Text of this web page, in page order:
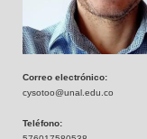
Correo electrónico:
cysotoo@unal.edu.co
Teléfono: